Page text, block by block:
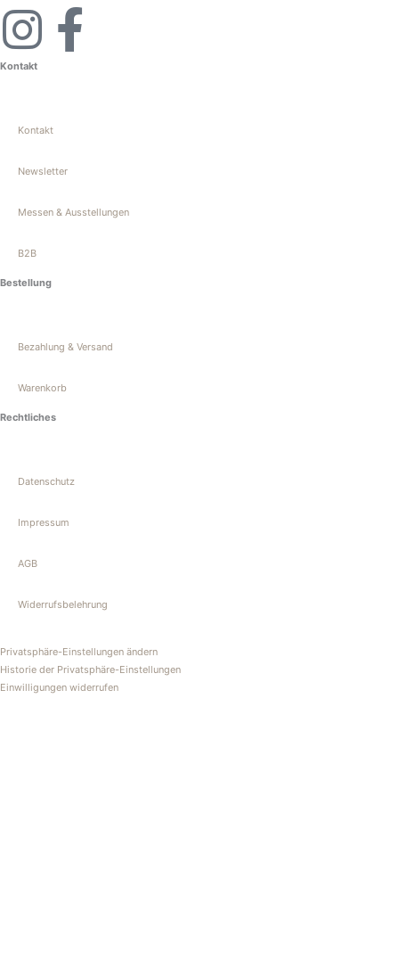
I
n
s
t
a
g
r
a
m
F
b
k
Kontakt
Kontakt
Newsletter
Messen & Ausstellungen
B2B
Bestellung
Bezahlung & Versand
Warenkorb
Rechtliches
Datenschutz
Impressum
AGB
Widerrufsbelehrung
Privatsphäre-Einstellungen ändern
Historie der Privatsphäre-Einstellungen
Einwilligungen widerrufen